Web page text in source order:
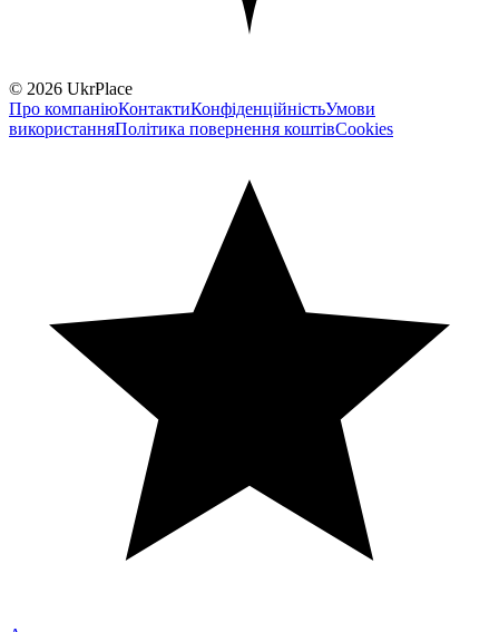
© 2026 UkrPlace
Про компаніюКонтактиКонфіденційністьУмови
використанняПолітика повернення коштівCookies